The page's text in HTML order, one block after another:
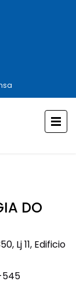
DO
Lj 11, Edificio
545